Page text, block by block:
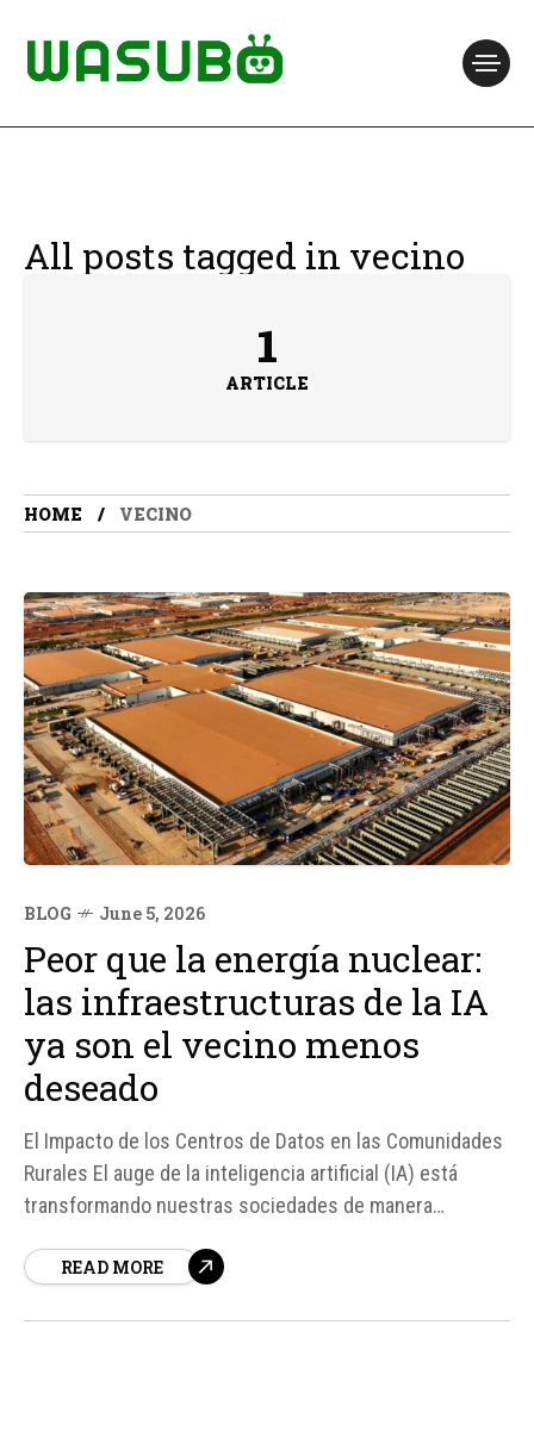
All posts tagged in vecino
1
ARTICLE
HOME VECINO
BLOG June 5, 2026
Peor que la energía nuclear:
las infraestructuras de la IA
ya son el vecino menos
deseado
El Impacto de los Centros de Datos en las Comunidades
Rurales El auge de la inteligencia artificial (IA) está
transformando nuestras sociedades de manera
en el mundo físico. La necesidad de instalar enormes
READ MORE